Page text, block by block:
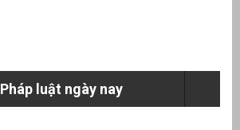
Pháp luật ngày nay